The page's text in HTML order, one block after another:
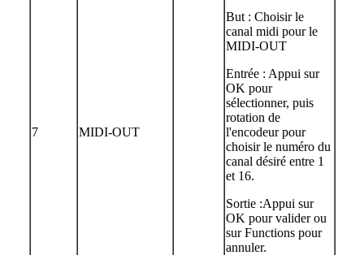
7 MIDI-OUT
But : Choisir le
canal midi pour le
MIDI-OUT
Entrée : Appui sur
OK pour
sélectionner, puis
rotation de
l'encodeur pour
choisir le numéro du
canal désiré entre 1
et 16.
Sortie :Appui sur
OK pour valider ou
sur Functions pour
annuler.